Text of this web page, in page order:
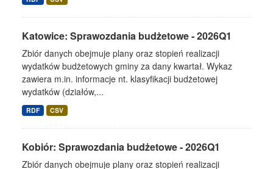
Katowice: Sprawozdania budżetowe - 2026Q1
Zbiór danych obejmuje plany oraz stopień realizacji
wydatków budżetowych gminy za dany kwartał. Wykaz
zawiera m.in. informacje nt. klasyfikacji budżetowej
wydatków (działów,...
RDF CSV
Kobiór: Sprawozdania budżetowe - 2026Q1
Zbiór danych obejmuje plany oraz stopień realizacji